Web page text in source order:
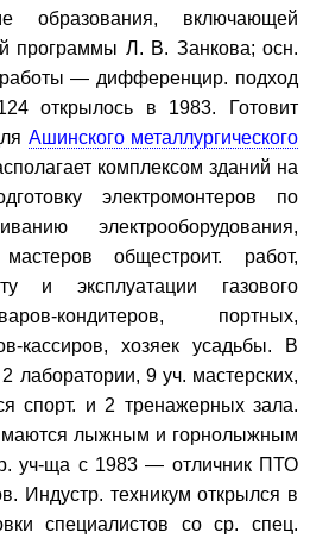
образования, включающей
программы Л. В. Занкова; осн.
— дифференцир. подход
открылось в 1983. Готовит
Ашинского металлургического
комплексом зданий на
электромонтеров по
электрооборудования,
мастеров общестроит. работ,
и эксплуатации газового
кондитеров, портных,
кассиров, хозяек усадьбы. В
лаборатории, 9 уч. мастерских,
спорт. и 2 тренажерных зала.
лыжным и горнолыжным
уч-ща с 1983 — отличник ПТО
Индустр. техникум открылся в
специалистов со ср. спец.